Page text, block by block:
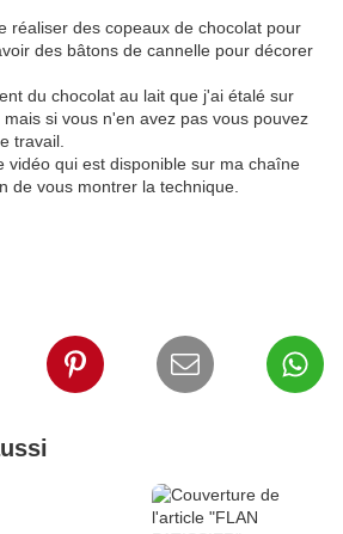
réaliser des copeaux de chocolat pour
des bâtons de cannelle pour décorer
du chocolat au lait que j'ai étalé sur
si vous n'en avez pas vous pouvez
travail.
vidéo qui est disponible sur ma chaîne
de vous montrer la technique.